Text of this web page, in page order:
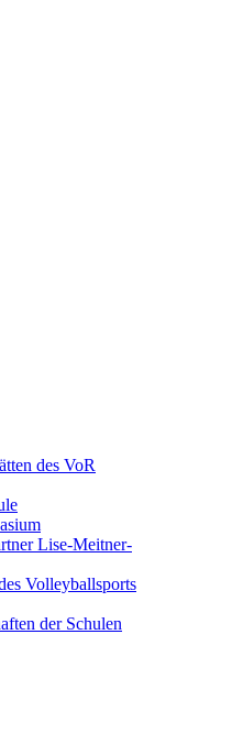
des VoR
Lise-Meitner-
Volleyballsports
der Schulen